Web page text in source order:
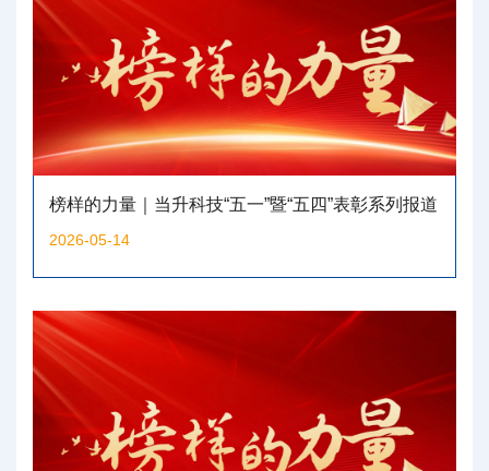
榜样的力量｜当升科技“五一”暨“五四”表彰系列报道
（二）
2026-05-14